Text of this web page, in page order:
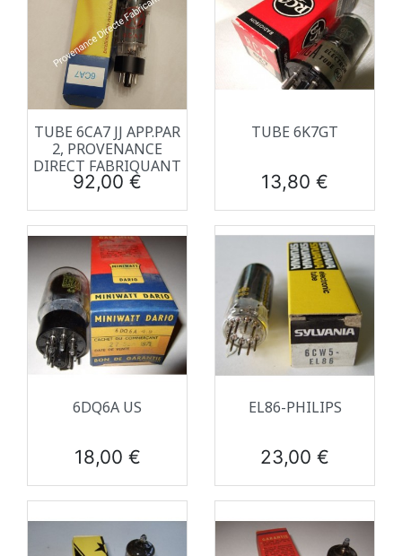
TUBE 6CA7 JJ APP.PAR
2, PROVENANCE
DIRECT FABRIQUANT
Prix
92,00 €
TUBE 6K7GT
Prix
13,80 €
6DQ6A US
Prix
18,00 €
EL86-PHILIPS
Prix
23,00 €